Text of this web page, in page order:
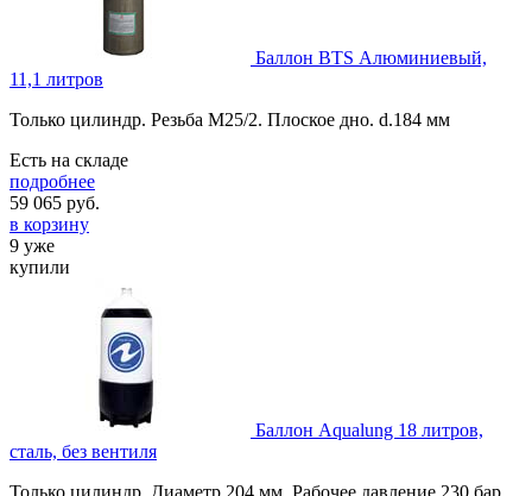
Баллон BTS Алюминиевый,
11,1 литров
Только цилиндр. Резьба М25/2. Плоское дно. d.184 мм
Есть на складе
подробнее
59 065 руб.
в корзину
9 уже
купили
Баллон Aqualung 18 литров,
сталь, без вентиля